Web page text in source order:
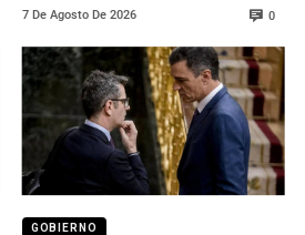
DUREZA
7 De Agosto De 2026 0
GOBIERNO